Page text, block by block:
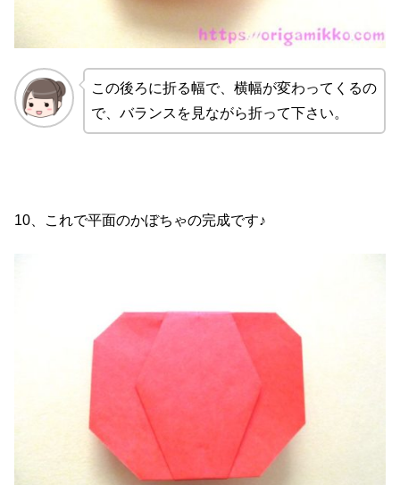
この後ろに折る幅で、横幅が変わってくるの
で、バランスを見ながら折って下さい。
10、これで平面のかぼちゃの完成です♪